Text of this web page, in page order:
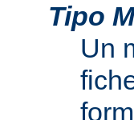
Tipo
Un